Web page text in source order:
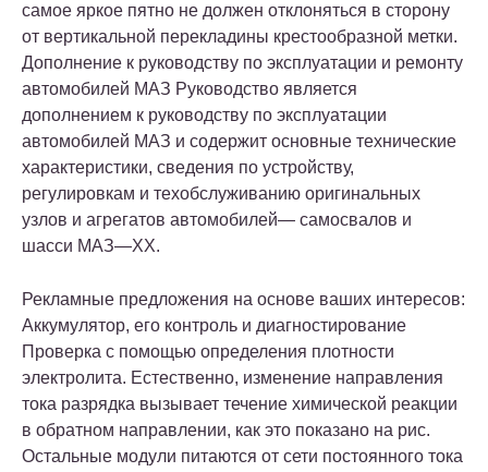
самое яркое пятно не должен отклоняться в сторону
от вертикальной перекладины крестообразной метки.
Дополнение к руководству по эксплуатации и ремонту
автомобилей МАЗ Руководство является
дополнением к руководству по эксплуатации
автомобилей МАЗ и содержит основные технические
характеристики, сведения по устройству,
регулировкам и техобслуживанию оригинальных
узлов и агрегатов автомобилей— самосвалов и
шасси МАЗ—ХХ.
Рекламные предложения на основе ваших интересов:
Аккумулятор, его контроль и диагностирование
Проверка с помощью определения плотности
электролита. Естественно, изменение направления
тока разрядка вызывает течение химической реакции
в обратном направлении, как это показано на рис.
Остальные модули питаются от сети постоянного тока